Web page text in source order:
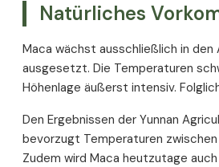
Neben- und
Natürliches
Maca wächst ausschließlich in
ausgesetzt. Die Temperaturen
Höhenlage äußerst intensiv.
Den Ergebnissen der Yunnan
bevorzugt Temperaturen zwischen
Zudem wird Maca heutzutage